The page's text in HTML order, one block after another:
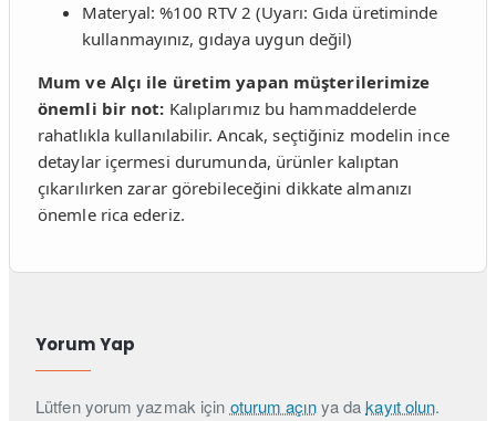
Materyal: %100 RTV 2 (Uyarı: Gıda üretiminde
kullanmayınız, gıdaya uygun değil)
Mum ve Alçı ile üretim yapan müşterilerimize
önemli bir not: Kalıplarımız bu hammaddelerde
rahatlıkla kullanılabilir. Ancak, seçtiğiniz modelin ince
detaylar içermesi durumunda, ürünler kalıptan
çıkarılırken zarar görebileceğini dikkate almanızı
önemle rica ederiz.
Yorum Yap
Lütfen yorum yazmak için oturum açınya dakayıt olun.